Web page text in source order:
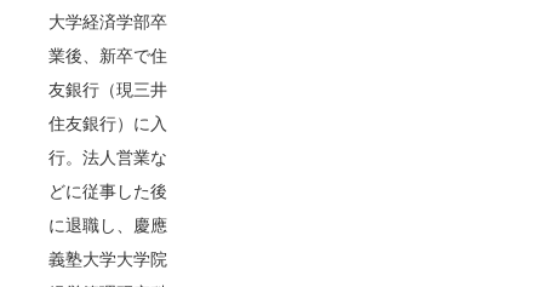
大学経済学部卒
業後、新卒で住
友銀行（現三井
住友銀行）に入
行。法人営業な
どに従事した後
に退職し、慶應
義塾大学大学院